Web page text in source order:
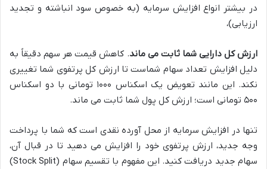
در بیشتر انواع افزایش سرمایه (به خصوص سود انباشته و تجدید
ارزیابی)،
ارزش کل دارایی شما ثابت می ماند. کاهش قیمت هر سهم دقیقاً به
دلیل افزایش تعداد سهام شماست تا ارزش کل پرتفوی شما تغییری
نکند. این مانند تعویض یک اسکناس ۱۰۰۰ تومانی با دو اسکناس
۵۰۰ تومانی است؛ ارزش کل پول شما ثابت می ماند.
تنها در افزایش سرمایه از محل آورده نقدی است که شما با پرداخت
وجه جدید، ارزش پرتفوی خود را افزایش می دهید تا در قبال آن،
سهام جدید دریافت کنید. این مفهوم با تقسیم سهام (Stock Split)